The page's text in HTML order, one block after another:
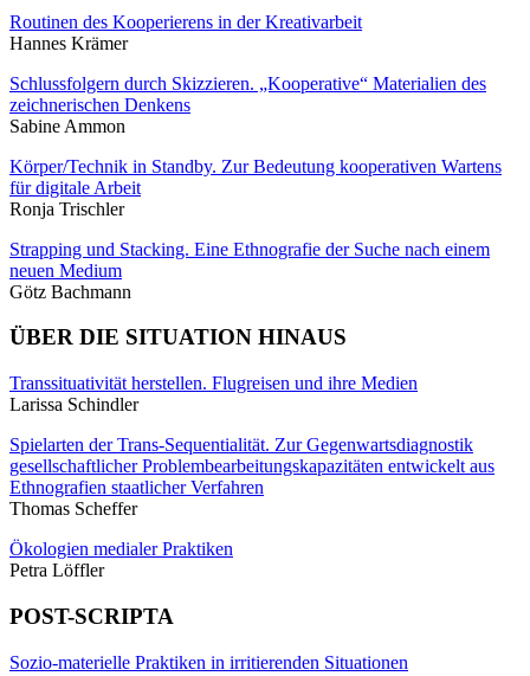
Routinen des Kooperierens in der Kreativarbeit
Hannes Krämer
Schlussfolgern durch Skizzieren. „Kooperative“ Materialien des
zeichnerischen Denkens
Sabine Ammon
Körper/Technik in Standby. Zur Bedeutung kooperativen Wartens
für digitale Arbeit
Ronja Trischler
Strapping und Stacking. Eine Ethnografie der Suche nach einem
neuen Medium
Götz Bachmann
ÜBER DIE SITUATION HINAUS
Transsituativität herstellen. Flugreisen und ihre Medien
Larissa Schindler
Spielarten der Trans-Sequentialität. Zur Gegenwartsdiagnostik
gesellschaftlicher Problembearbeitungskapazitäten entwickelt aus
Ethnografien staatlicher Verfahren
Thomas Scheffer
Ökologien medialer Praktiken
Petra Löffler
POST-SCRIPTA
Sozio-materielle Praktiken in irritierenden Situationen